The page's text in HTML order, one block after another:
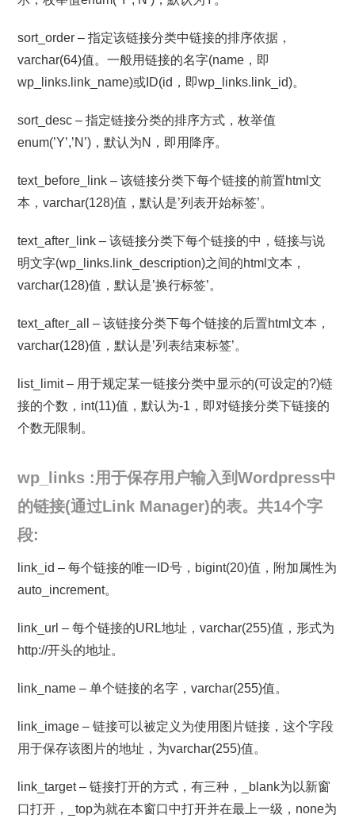
sort_order – 指定该链接分类中链接的排序依据，
varchar(64)值。一般用链接的名字(name，即
wp_links.link_name)或ID(id，即wp_links.link_id)。
sort_desc – 指定链接分类的排序方式，枚举值
enum(’Y’,’N’)，默认为N，即用降序。
text_before_link – 该链接分类下每个链接的前置html文
本，varchar(128)值，默认是’列表开始标签’。
text_after_link – 该链接分类下每个链接的中，链接与说
明文字(wp_links.link_description)之间的html文本，
varchar(128)值，默认是’换行标签’。
text_after_all – 该链接分类下每个链接的后置html文本，
varchar(128)值，默认是’列表结束标签’。
list_limit – 用于规定某一链接分类中显示的(可设定的?)链
接的个数，int(11)值，默认为-1，即对链接分类下链接的
个数无限制。
wp_links :用于保存用户输入到Wordpress中
的链接(通过Link Manager)的表。共14个字
段:
link_id – 每个链接的唯一ID号，bigint(20)值，附加属性为
auto_increment。
link_url – 每个链接的URL地址，varchar(255)值，形式为
http://开头的地址。
link_name – 单个链接的名字，varchar(255)值。
link_image – 链接可以被定义为使用图片链接，这个字段
用于保存该图片的地址，为varchar(255)值。
link_target – 链接打开的方式，有三种，_blank为以新窗
口打开，_top为就在本窗口中打开并在最上一级，none为